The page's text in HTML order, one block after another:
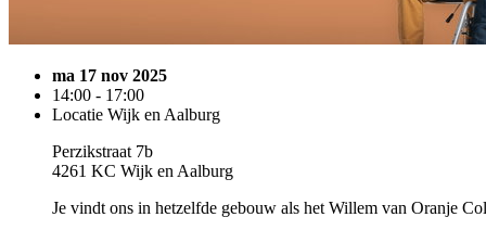
ma 17 nov 2025
14:00 - 17:00
Locatie Wijk en Aalburg
Perzikstraat 7b
4261 KC Wijk en Aalburg
Je vindt ons in hetzelfde gebouw als het Willem van Oranje